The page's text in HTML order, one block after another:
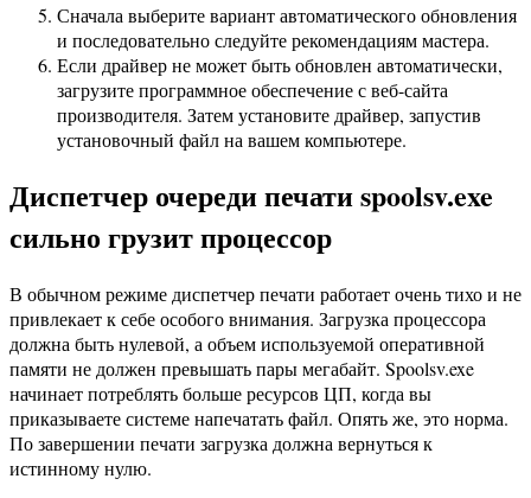
Сначала выберите вариант автоматического обновления
и последовательно следуйте рекомендациям мастера.
Если драйвер не может быть обновлен автоматически,
загрузите программное обеспечение с веб-сайта
производителя. Затем установите драйвер, запустив
установочный файл на вашем компьютере.
Диспетчер очереди печати spoolsv.exe
сильно грузит процессор
В обычном режиме диспетчер печати работает очень тихо и не
привлекает к себе особого внимания. Загрузка процессора
должна быть нулевой, а объем используемой оперативной
памяти не должен превышать пары мегабайт. Spoolsv.exe
начинает потреблять больше ресурсов ЦП, когда вы
приказываете системе напечатать файл. Опять же, это норма.
По завершении печати загрузка должна вернуться к
истинному нулю.